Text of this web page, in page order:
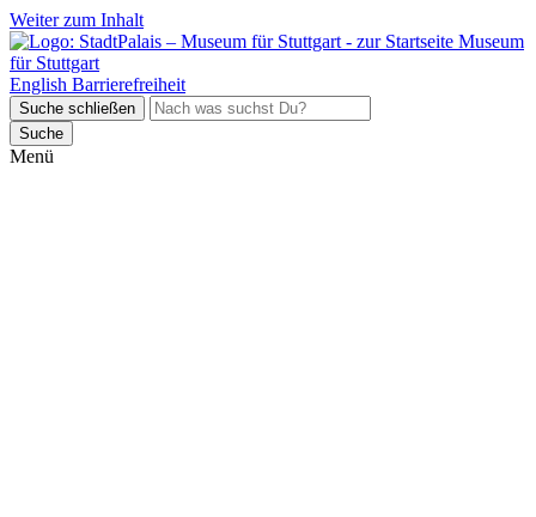
Weiter zum Inhalt
Museum
für Stuttgart
English Barrierefreiheit
Suche schließen
Suche
Menü